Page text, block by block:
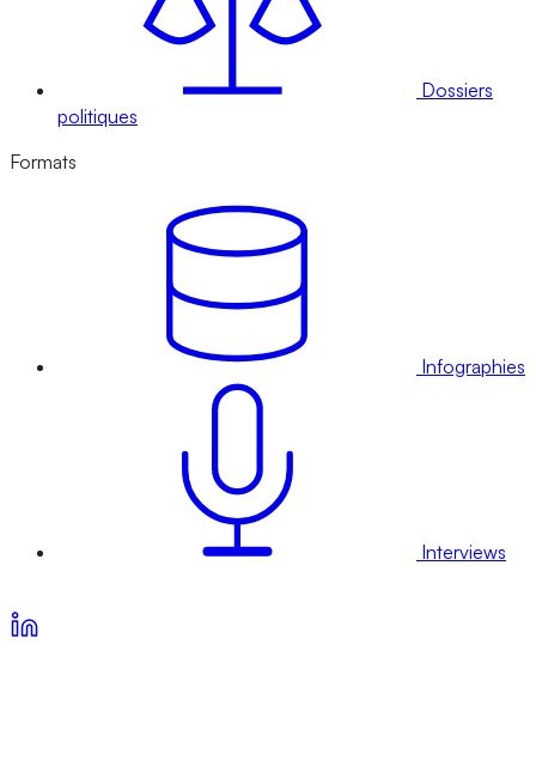
Dossiers
politiques
Formats
Infographies
Interviews